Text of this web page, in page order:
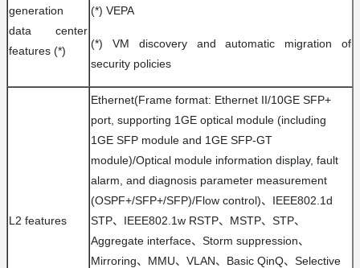
generation
data center
features (*)
(*) VEPA
(*) VM discovery and automatic migration of
security policies
L2 features
Ethernet(Frame format: Ethernet II/10GE SFP+
port, supporting 1GE optical module (including
1GE SFP module and 1GE SFP-GT
module)/Optical module information display, fault
alarm, and diagnosis parameter measurement
(OSPF+/SFP+/SFP)/Flow control)、IEEE802.1d
STP、IEEE802.1w RSTP、MSTP、STP、
Aggregate interface、Storm suppression、
Mirroring、MMU、VLAN、Basic QinQ、Selective